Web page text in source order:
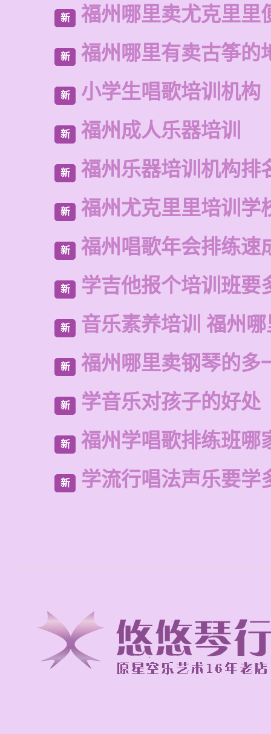
新 福州哪里卖尤克里里
新 福州哪里有卖古筝的
新 小学生唱歌培训机构
新 福州成人乐器培训
新 福州乐器培训机构排
新 福州尤克里里培训学
新 福州唱歌年会排练速
新 学吉他报个培训班要
新 音乐素养培训 福州
新 福州哪里卖钢琴的多
新 学音乐对孩子的好处
新 福州学唱歌排练班哪
新 学流行唱法声乐要学